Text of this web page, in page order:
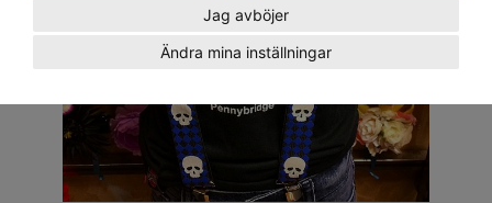
Jag avböjer
Ändra mina inställningar